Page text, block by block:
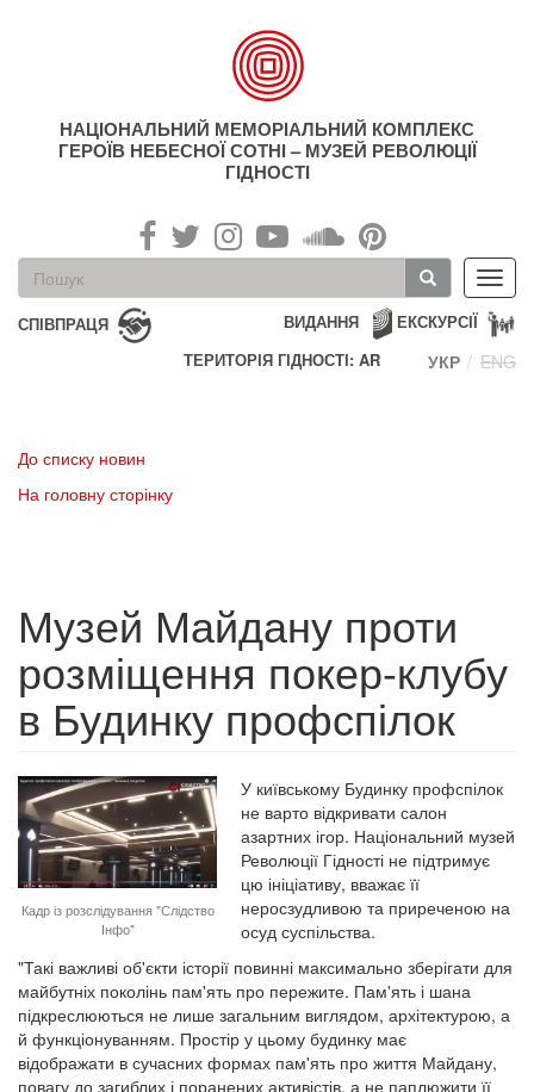
НАЦІОНАЛЬНИЙ МЕМОРІАЛЬНИЙ КОМПЛЕКС
ГЕРОЇВ НЕБЕСНОЇ СОТНІ – МУЗЕЙ РЕВОЛЮЦІЇ
ГІДНОСТІ
Пошукова
форма
Пошук
СПІВПРАЦЯ ЕКСКУРСІЇ
ВИДАННЯ
ТЕРИТОРІЯ ГІДНОСТІ: AR
УКР ENG
До списку новин
На головну сторінку
Музей Майдану проти
розміщення покер-клубу
в Будинку профспілок
Кадр із розслідування "Слідство
Інфо"
У київському Будинку профспілок
не варто відкривати салон
азартних ігор. Національний музей
Революції Гідності не підтримує
цю ініціативу, вважає її
неросзудливою та приреченою на
осуд суспільства.
"Такі важливі об'єкти історії повинні максимально зберігати для
майбутніх поколінь пам'ять про пережите. Пам'ять і шана
підкреслюються не лише загальним виглядом, архітектурою, а
й функціонуванням. Простір у цьому будинку має
відображати в сучасних формах пам'ять про життя Майдану,
повагу до загиблих і поранених активістів, а не паплюжити її